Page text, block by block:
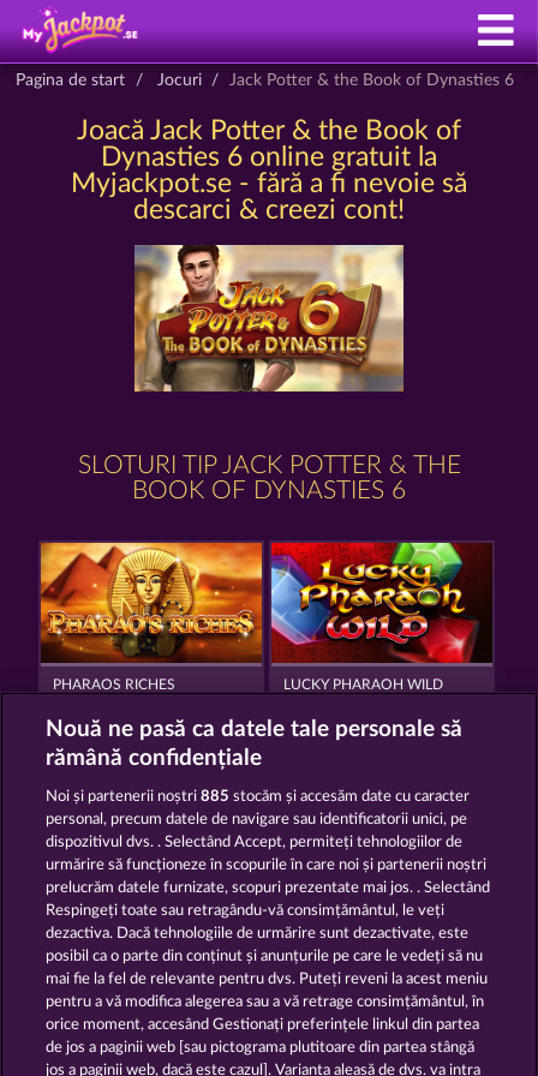
Pagina de start Jocuri Jack Potter & the Book of Dynasties 6
Joacă Jack Potter & the Book of
Dynasties 6 online gratuit la
Myjackpot.se - fără a fi nevoie să
descarci & creezi cont!
SLOTURI TIP JACK POTTER & THE
BOOK OF DYNASTIES 6
PHARAOS RICHES LUCKY PHARAOH WILD
CLEOPATRA'S CROWN RAMSES BOOK
Termeni și condiții
Declarație de confidențialitate
Asistență tehnică Firmă
Nouă ne pasă ca datele tale personale să
rămână confidențiale
Noi și partenerii noștri885 stocăm și accesăm date cu caracter
personal, precum datele de navigare sau identificatorii unici, pe
dispozitivul dvs. . Selectând Accept, permiteți tehnologiilor de
urmărire să funcționeze în scopurile în care noi și partenerii noștri
prelucrăm datele furnizate, scopuri prezentate mai jos. . Selectând
Respingeți toate sau retragându-vă consimțământul, le veți
dezactiva. Dacă tehnologiile de urmărire sunt dezactivate, este
posibil ca o parte din conținut și anunțurile pe care le vedeți să nu
mai fie la fel de relevante pentru dvs. Puteți reveni la acest meniu
pentru a vă modifica alegerea sau a vă retrage consimțământul, în
orice moment, accesând Gestionați preferințele linkul din partea
de jos a paginii web [sau pictograma plutitoare din partea stângă
jos a paginii web, dacă este cazul]. Varianta aleasă de dvs. va intra